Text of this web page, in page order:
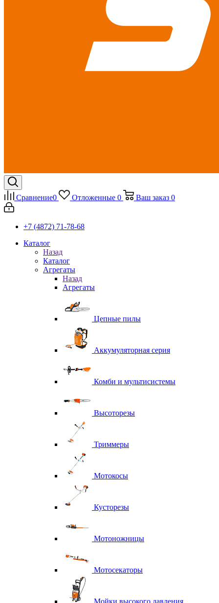
Сравнение0 Отложенные 0 Ваш заказ 0
+7 (4872) 71-78-68
Каталог
Назад
Каталог
Агрегаты
Назад
Агрегаты
Цепные пилы
Аккумуляторная серия
Комби и мультисистемы
Высоторезы
Триммеры
Мотокосы
Кусторезы
Мотоножницы
Мотосекаторы
Мойки высокого давления